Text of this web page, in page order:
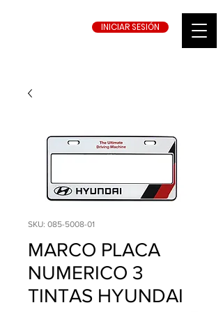
INICIAR SESIÓN
SKU: 085-5008-01
MARCO PLACA
NUMERICO 3
TINTAS HYUNDAI